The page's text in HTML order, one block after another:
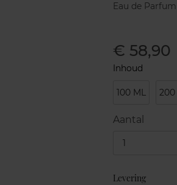
Eau de Parfum
€ 58,90
Inhoud
100 ML 200
Aantal
1
Levering